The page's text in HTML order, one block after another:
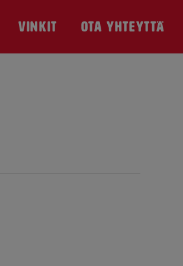
VINKIT OTA YHTEYTTÄ